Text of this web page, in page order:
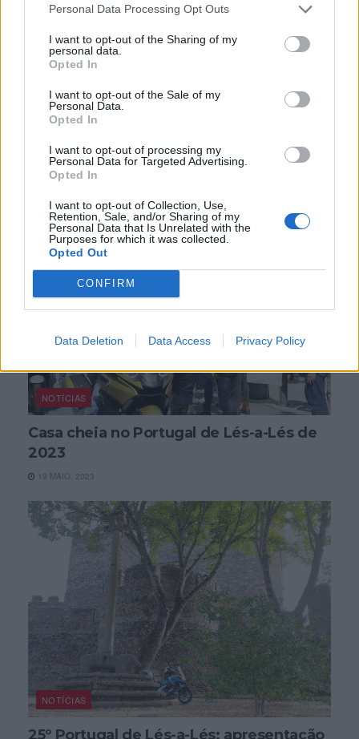
Personal Data Processing Opt Outs
I want to opt-out of the Sharing of my
personal data.
Opted In
I want to opt-out of the Sale of my
Personal Data.
Opted In
I want to opt-out of processing my
Personal Data for Targeted Advertising.
Opted In
I want to opt-out of Collection, Use,
Retention, Sale, and/or Sharing of my
Personal Data that Is Unrelated with the
Purposes for which it was collected.
Opted Out
CONFIRM
Data Deletion Data Access Privacy Policy
NOTÍCIAS
Portugal de Lés-a-Lés volta a inovar para
2025
31 DEZEMBRO, 2024
NOTÍCIAS
Casa cheia no Portugal de Lés-a-Lés de
2023
19 MAIO, 2023
NOTÍCIAS
25º Portugal de Lés-a-Lés: apresentação